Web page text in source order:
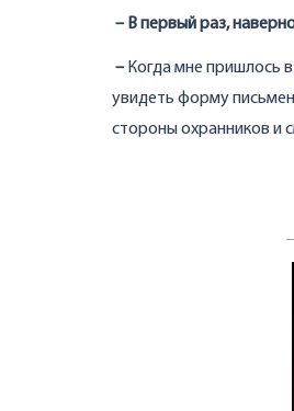
–В первый раз,
–Когда мне пришлось
увидеть форму
стороны охранников и